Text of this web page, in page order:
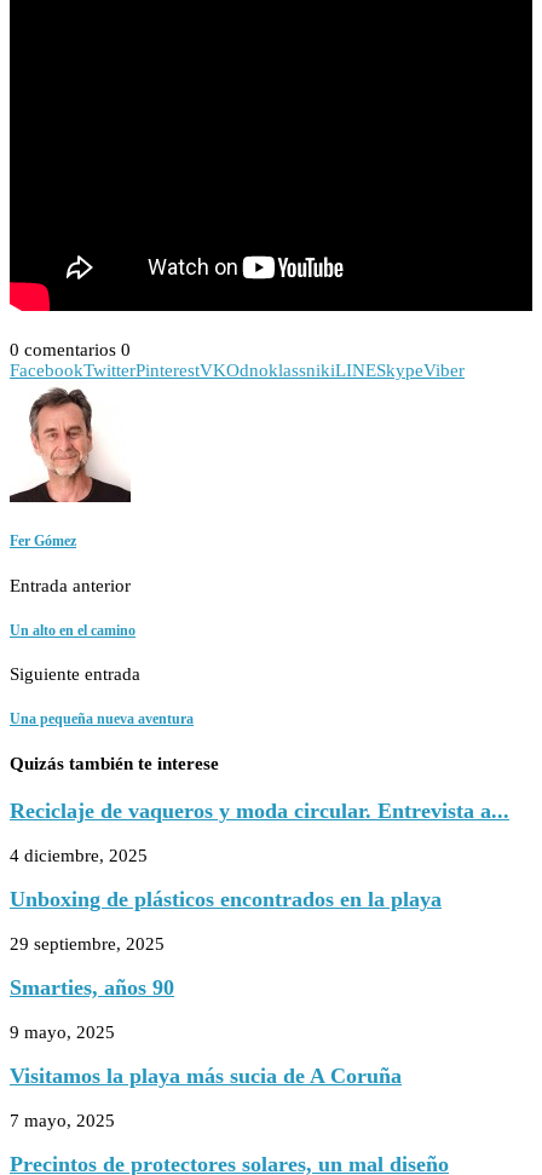
0 comentarios 0
FacebookTwitterPinterestVKOdnoklassnikiLINESkypeViber
Fer Gómez
Entrada anterior
Un alto en el camino
Siguiente entrada
Una pequeña nueva aventura
Quizás también te interese
Reciclaje de vaqueros y moda circular. Entrevista a...
4 diciembre, 2025
Unboxing de plásticos encontrados en la playa
29 septiembre, 2025
Smarties, años 90
9 mayo, 2025
Visitamos la playa más sucia de A Coruña
7 mayo, 2025
Precintos de protectores solares, un mal diseño